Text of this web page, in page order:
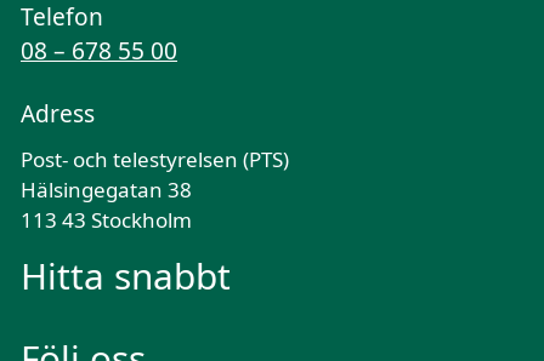
Telefon
08 – 678 55 00
Adress
Post- och telestyrelsen (PTS)
Hälsingegatan 38
113 43 Stockholm
Hitta snabbt